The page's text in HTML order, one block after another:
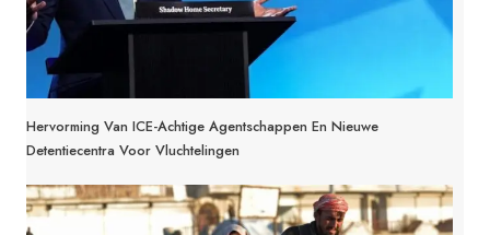
Hervorming Van ICE-Achtige Agentschappen En Nieuwe
Detentiecentra Voor Vluchtelingen